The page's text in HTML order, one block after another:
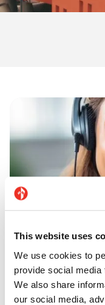
This website uses
We use cookies to
provide social
We also share
our social media,